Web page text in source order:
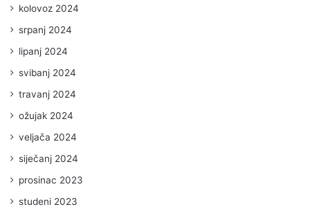
kolovoz 2024
srpanj 2024
lipanj 2024
svibanj 2024
travanj 2024
ožujak 2024
veljača 2024
siječanj 2024
prosinac 2023
studeni 2023